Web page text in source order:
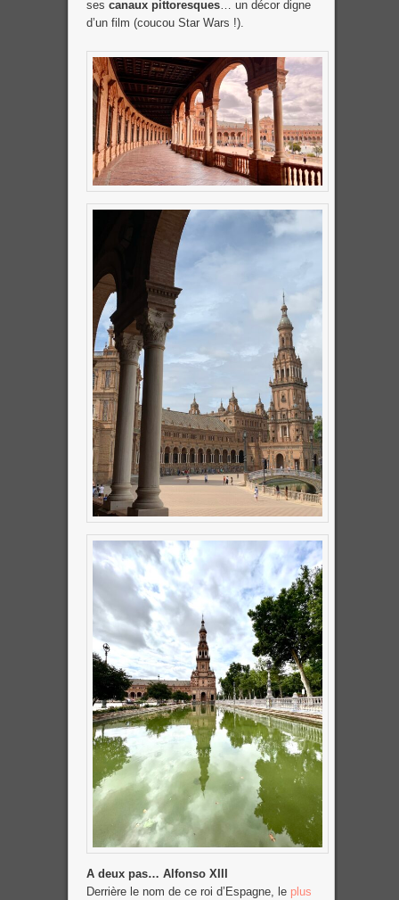
ses canaux pittoresques… un décor digne
d’un film (coucou Star Wars !).
A deux pas… Alfonso XIII
Derrière le nom de ce roi d’Espagne, le plus